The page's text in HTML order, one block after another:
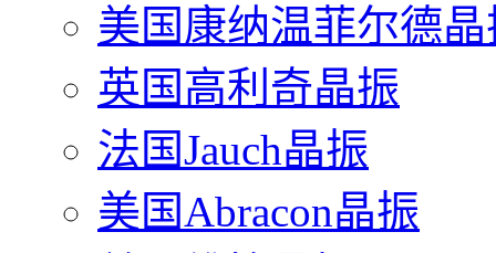
美国康纳温菲尔德晶
英国高利奇晶振
法国Jauch晶振
美国Abracon晶振